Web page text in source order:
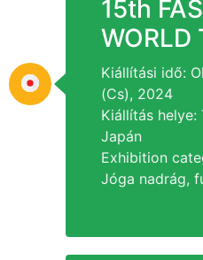
15th
WORLD
Kiállítási idő:
(Cs), 2024
Kiállítás helye:
Japán
Exhibition
Jóga nadrág,